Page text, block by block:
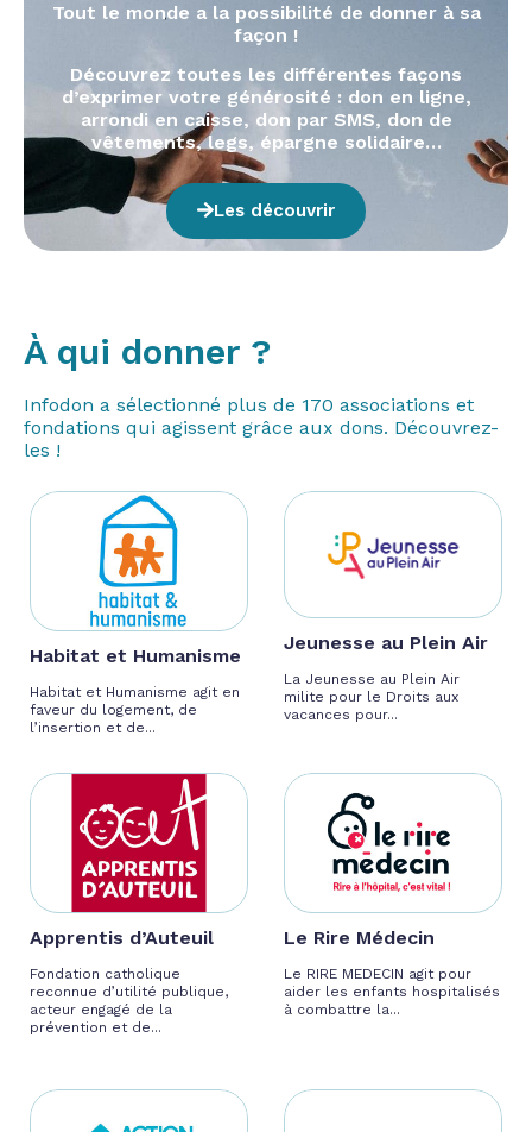
Tout le monde a la possibilité de donner à sa
façon !
Découvrez toutes les différentes façons
d’exprimer votre générosité : don en ligne,
arrondi en caisse, don par SMS, don de
vêtements, legs, épargne solidaire…
Les découvrir
À qui donner ?
Infodon a sélectionné plus de 170 associations et
fondations qui agissent grâce aux dons. Découvrez-
les !
Habitat et Humanisme
Habitat et Humanisme agit en
faveur du logement, de
l’insertion et de...
Jeunesse au Plein Air
La Jeunesse au Plein Air
milite pour le Droits aux
vacances pour...
Apprentis d’Auteuil
Fondation catholique
reconnue d’utilité publique,
acteur engagé de la
prévention et de...
Le Rire Médecin
Le RIRE MEDECIN agit pour
aider les enfants hospitalisés
à combattre la...